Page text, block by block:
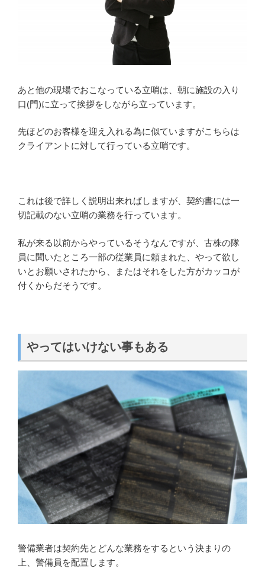
あと他の現場でおこなっている立哨は、朝に施設の入り
口(門)に立って挨拶をしながら立っています。
先ほどのお客様を迎え入れる為に似ていますがこちらは
クライアントに対して行っている立哨です。
これは後で詳しく説明出来ればしますが、契約書には一
切記載のない立哨の業務を行っています。
私が来る以前からやっているそうなんですが、古株の隊
員に聞いたところ一部の従業員に頼まれた、やって欲し
いとお願いされたから、またはそれをした方がカッコが
付くからだそうです。
やってはいけない事もある
警備業者は契約先とどんな業務をするという決まりの
上、警備員を配置します。